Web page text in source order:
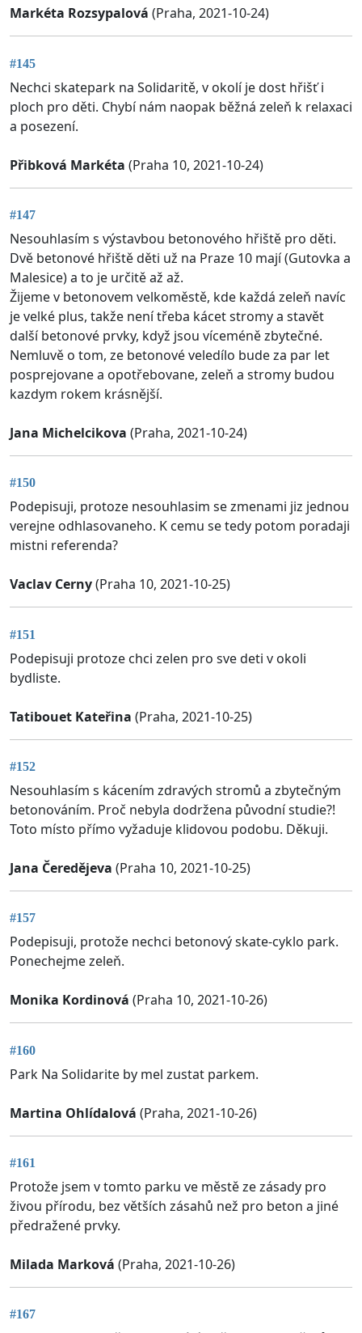
Markéta Rozsypalová (Praha, 2021-10-24)
#145
Nechci skatepark na Solidaritě, v okolí je dost hřišť i
ploch pro děti. Chybí nám naopak běžná zeleň k relaxaci
a posezení.
Přibková Markéta (Praha 10, 2021-10-24)
#147
Nesouhlasím s výstavbou betonového hřiště pro děti.
Dvě betonové hřiště děti už na Praze 10 mají (Gutovka a
Malesice) a to je určitě až až.
Žijeme v betonovem velkoměstě, kde každá zeleň navíc
je velké plus, takže není třeba kácet stromy a stavět
další betonové prvky, když jsou víceméně zbytečné.
Nemluvě o tom, ze betonové veledílo bude za par let
posprejovane a opotřebovane, zeleň a stromy budou
kazdym rokem krásnější.
Jana Michelcikova (Praha, 2021-10-24)
#150
Podepisuji, protoze nesouhlasim se zmenami jiz jednou
verejne odhlasovaneho. K cemu se tedy potom poradaji
mistni referenda?
Vaclav Cerny(Praha 10, 2021-10-25)
#151
Podepisuji protoze chci zelen pro sve deti v okoli
bydliste.
Tatibouet Kateřina (Praha, 2021-10-25)
#152
Nesouhlasím s kácením zdravých stromů a zbytečným
betonováním. Proč nebyla dodržena původní studie?!
Toto místo přímo vyžaduje klidovou podobu. Děkuji.
Jana Čeredějeva (Praha 10, 2021-10-25)
#157
Podepisuji, protože nechci betonový skate-cyklo park.
Ponechejme zeleň.
Monika Kordinová (Praha 10, 2021-10-26)
#160
Park Na Solidarite by mel zustat parkem.
Martina Ohlídalová (Praha, 2021-10-26)
#161
Protože jsem v tomto parku ve městě ze zásady pro
živou přírodu, bez větších zásahů než pro beton a jiné
předražené prvky.
Milada Marková (Praha, 2021-10-26)
#167